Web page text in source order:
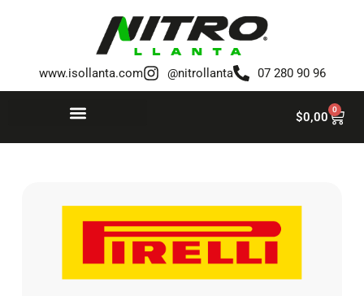
www.isollanta.com @nitrollanta 07 280 90 96
$0,00 0